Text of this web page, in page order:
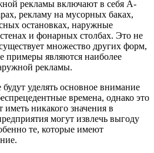
рекламы включают в себя А-
рекламу на мусорных баках,
остановках, наружные
и фонарных столбах. Это не
множество других форм,
примеры являются наиболее
рекламы.
уделять основное внимание
времена, однако это
иметь никакого значения в
могут извлечь выгоду
те, которые имеют